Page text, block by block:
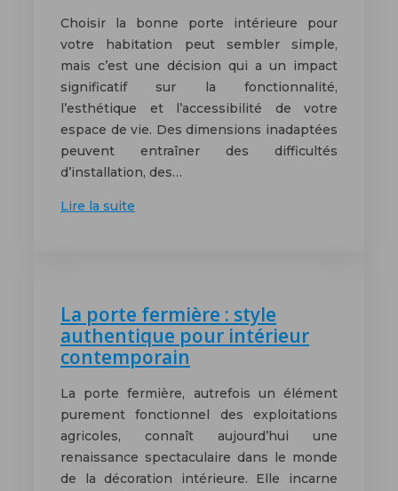
Choisir la bonne porte intérieure pour
votre habitation peut sembler simple,
mais c’est une décision qui a un impact
significatif sur la fonctionnalité,
l’esthétique et l’accessibilité de votre
espace de vie. Des dimensions inadaptées
peuvent entraîner des difficultés
d’installation, des…
Lire la suite
La porte fermière : style
authentique pour intérieur
contemporain
La porte fermière, autrefois un élément
purement fonctionnel des exploitations
agricoles, connaît aujourd’hui une
renaissance spectaculaire dans le monde
de la décoration intérieure. Elle incarne